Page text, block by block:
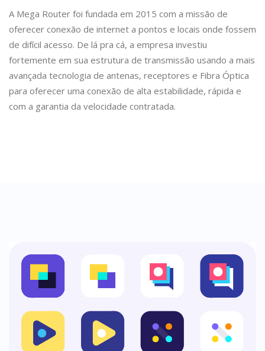
A Mega Router foi fundada em 2015 com a missão de
oferecer conexão de internet a pontos e locais onde fossem
de difícil acesso. De lá pra cá, a empresa investiu
fortemente em sua estrutura de transmissão usando a mais
avançada tecnologia de antenas, receptores e Fibra Óptica
para oferecer uma conexão de alta estabilidade, rápida e
com a garantia da velocidade contratada.